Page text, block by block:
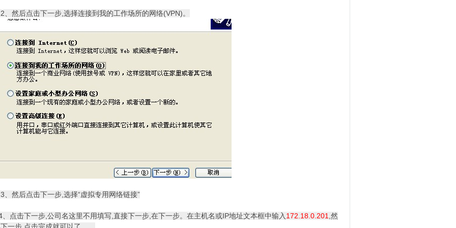
然后点击下一步,选择连接到我的工作场所的网络(VPN)。
然后点击下一步,选择“虚拟专用网络链接”
点击下一步,公司名这里不用填写,直接下一步,在下一步。在主机名或IP地址文本框中输入 172.18.0.201 ,然